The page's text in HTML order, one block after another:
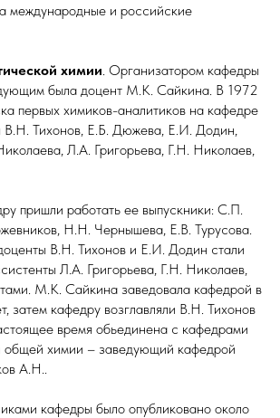
международные и российские
химии. Организатором кафедры
была доцент М.К. Сайкина. В 1972
первых химиков-аналитиков на кафедре
В.Н. Тихонов, Е.Б. Дюжева, Е.И. Додин,
Л.А. Григорьева, Г.Н. Николаев,
пришли работать ее выпускники: С.П.
Н.Н. Чернышева, Е.В. Турусова.
В.Н. Тихонов и Е.И. Додин стали
Л.А. Григорьева, Г.Н. Николаев,
М.К. Сайкина заведовала кафедрой в
затем кафедру возглавляли В.Н. Тихонов
время обьединена с кафедрами
общей химии – заведующий кафедрой
А.Н..
кафедры было опубликовано около